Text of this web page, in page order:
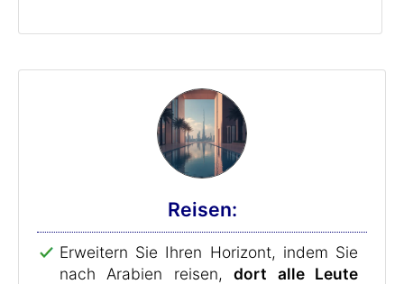
Reisen:
Erweitern Sie Ihren Horizont, indem Sie
nach Arabien reisen,dort alle Leute